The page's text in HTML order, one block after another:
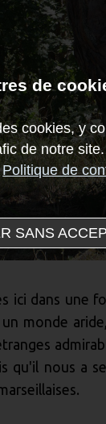
de
cookies, y
de notre
Politique de
SANS
ici dans une
monde
qu'il nous a